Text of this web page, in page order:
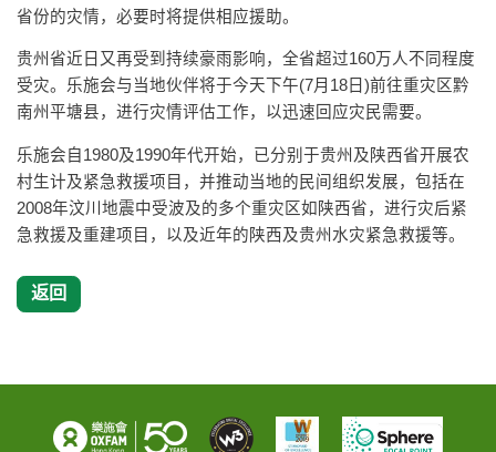
省份的灾情，必要时将提供相应援助。
贵州省近日又再受到持续豪雨影响，全省超过160万人不同程度
受灾。乐施会与当地伙伴将于今天下午(7月18日)前往重灾区黔
南州平塘县，进行灾情评估工作，以迅速回应灾民需要。
乐施会自1980及1990年代开始，已分别于贵州及陕西省开展农
村生计及紧急救援项目，并推动当地的民间组织发展，包括在
2008年汶川地震中受波及的多个重灾区如陕西省，进行灾后紧
急救援及重建项目，以及近年的陕西及贵州水灾紧急救援等。
返回